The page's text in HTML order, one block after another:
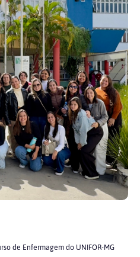
de Enfermagem do UNIFOR-MG